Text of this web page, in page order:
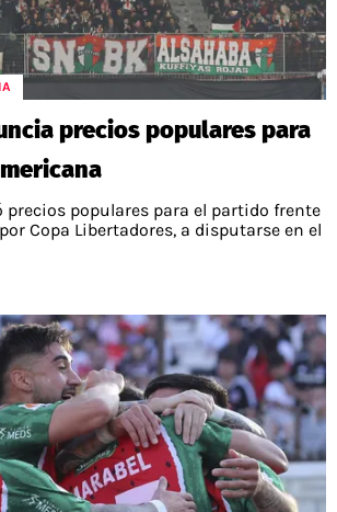
precios populares para
populares para el partido frente
Copa Libertadores, a disputarse en el